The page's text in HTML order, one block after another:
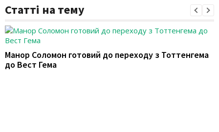
Статті на тему
Манор Соломон готовий до переходу з Тоттенгема
до Вест Гема